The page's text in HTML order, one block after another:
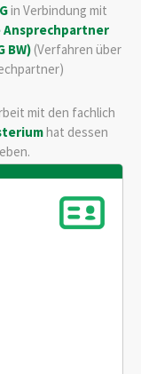
in Verbindung mit
Ansprechpartner
BW)(Verfahren über
mit den fachlich
hat dessen